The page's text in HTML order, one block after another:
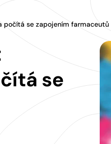
počítá se zapojením farmaceutů
se